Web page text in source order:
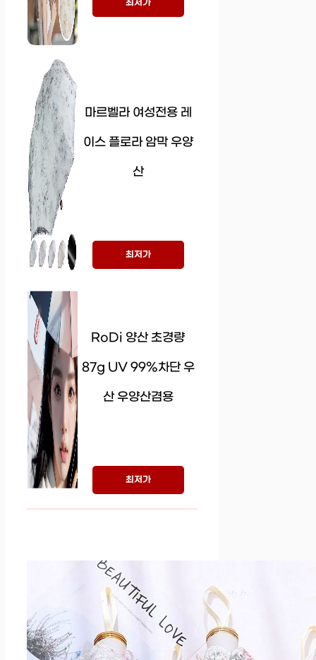
최저가
마르벨라 여성전용 레
이스 플로라 암막 우양
산
최저가
RoDi 양산 초경량
87g UV 99%차단 우
산 우양산겸용
최저가